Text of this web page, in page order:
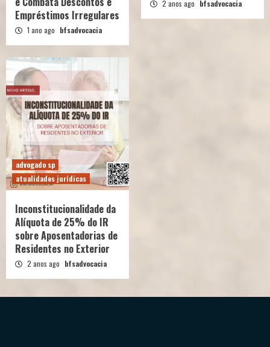
Empréstimos Irregulares
1 ano ago bfsadvocacia
2 anos ago bfsadvocacia
advogado sp
atualidades jurídicas
Inconstitucionalidade da
Alíquota de 25% do IR
sobre Aposentadorias de
Residentes no Exterior
2 anos ago bfsadvocacia